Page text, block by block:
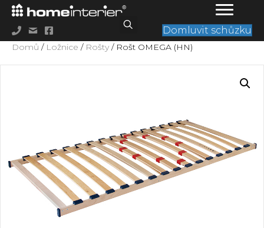
Domluvit schůzku
Domů / Ložnice / Rošty / Rošt OMEGA (HN)